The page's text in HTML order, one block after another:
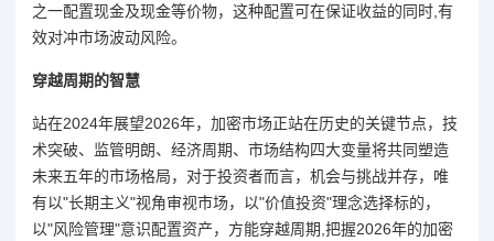
之一配置现金及现金等价物，这种配置可在保证收益的同时,有
效对冲市场波动风险。
穿越周期的智慧
站在2024年展望2026年，加密市场正站在历史的关键节点，技
术突破、监管明朗、经济周期、市场结构四大变量将共同塑造
未来五年的市场格局，对于投资者而言，机会与挑战并存，唯
有以"长期主义"视角审视市场，以"价值投资"理念选择标的，
以"风险管理"意识配置资产，方能穿越周期,把握2026年的加密